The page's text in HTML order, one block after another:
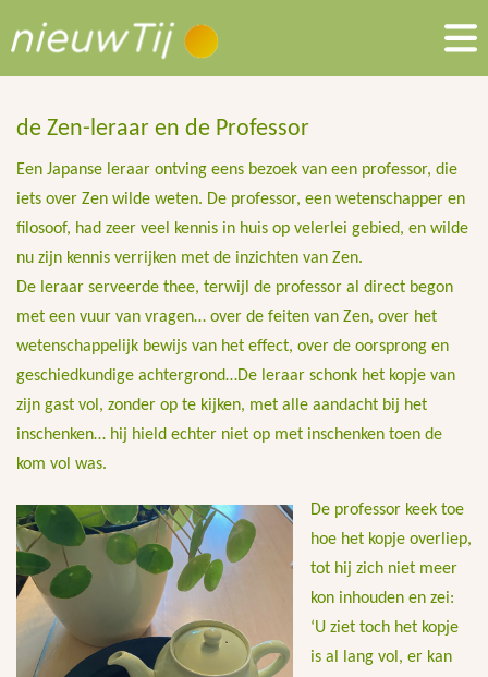
de Zen-leraar en de Professor
Een Japanse leraar ontving eens bezoek van een professor, die
iets over Zen wilde weten. De professor, een wetenschapper en
filosoof, had zeer veel kennis in huis op velerlei gebied, en wilde
nu zijn kennis verrijken met de inzichten van Zen.
De leraar serveerde thee, terwijl de professor al direct begon
met een vuur van vragen… over de feiten van Zen, over het
wetenschappelijk bewijs van het effect, over de oorsprong en
geschiedkundige achtergrond…De leraar schonk het kopje van
zijn gast vol, zonder op te kijken, met alle aandacht bij het
inschenken… hij hield echter niet op met inschenken toen de
kom vol was.
De professor keek toe
hoe het kopje overliep,
tot hij zich niet meer
kon inhouden en zei:
‘U ziet toch het kopje
is al lang vol, er kan